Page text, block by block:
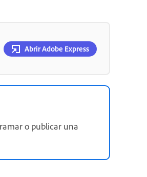
Abrir Adobe Express
o publicar una